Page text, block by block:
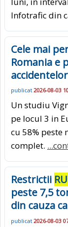
Infotrafic din
Cele mai
Romania e
accidentelor
publicat 2026-08-03
Un studiu
pe locul 3 in
cu 58% peste
complet.
Restrictii
peste 7,5
din cauza
publicat 2026-08-03